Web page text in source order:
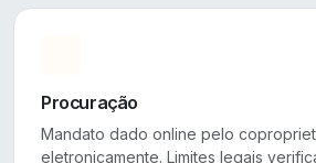
Procuração
Mandato dado online pelo
eletronicamente. Limites legais